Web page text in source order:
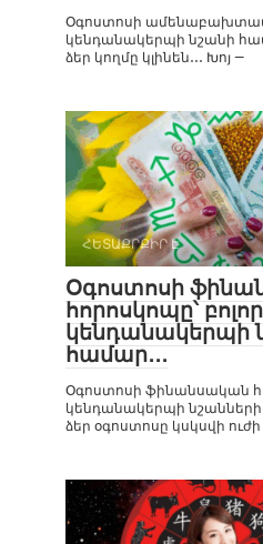
Օգոստոսի
կենդանակերպի նշանի
ձեր կողմը կլինեն․․․ Խոյ —
ՀԵՏԱՔՐՔԻՐ Է
Օգոստոսի
հորոսկոպը՝ բոլոր
կենդանակերպի
համար․․․
Օգոստոսի ֆինանսական
կենդանակերպի նշանների
ձեր օգոստոսը կսկսվի